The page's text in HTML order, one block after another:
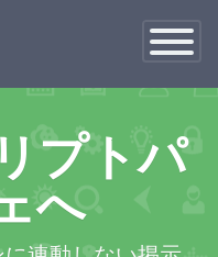
Toggle
プトパ
へ